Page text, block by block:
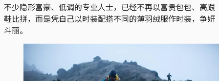
不少隐形富豪、低调的专业人士，已经不再以富贵包包、高跟
鞋比拼，而是凭自己以时装配搭不同的薄羽绒服作时装，争妍
斗丽。